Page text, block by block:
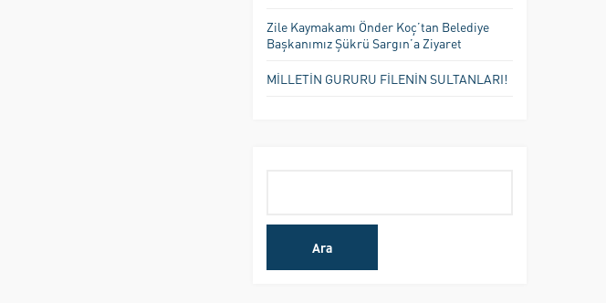
Zile Kaymakamı Önder Koç’tan Belediye
Başkanımız Şükrü Sargın’a Ziyaret
MİLLETİN GURURU FİLENİN SULTANLARI!